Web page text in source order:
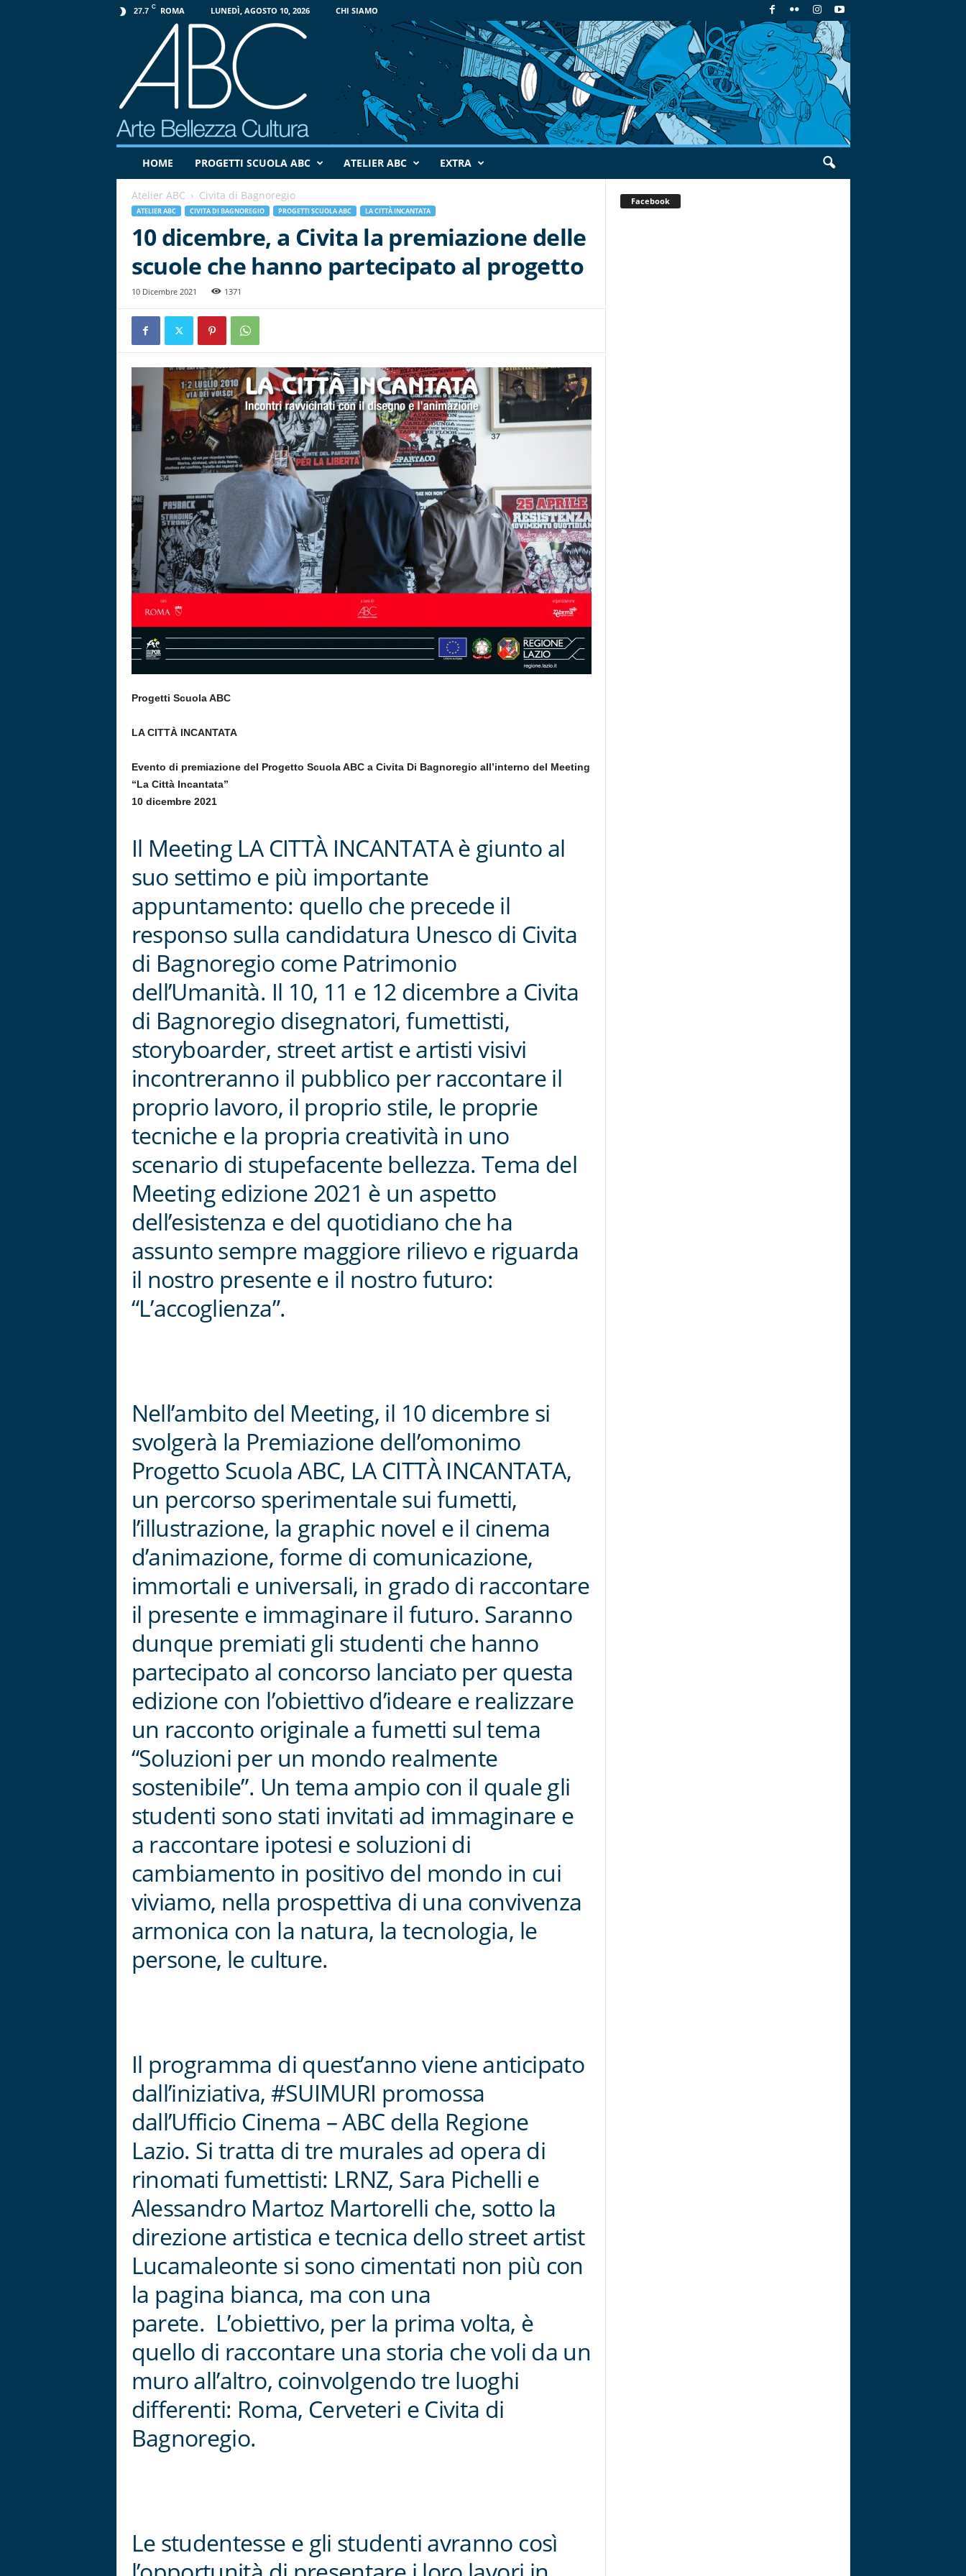
27.7 C ROMA LUNEDÌ, AGOSTO 10, 2026 CHI SIAMO
o
HOME PROGETTI SCUOLA ABC ATELIER ABC EXTRA
Atelier ABC Civita di Bagnoregio
ATELIER ABC CIVITA DI BAGNOREGIO PROGETTI SCUOLA ABC LA CITTÀ INCANTATA
10 dicembre, a Civita la premiazione delle
scuole che hanno partecipato al progetto
10 Dicembre 2021 1371
Progetti Scuola ABC
LA CITTÀINCANTATA
Evento di premiazione del Progetto Scuola ABC a Civita Di Bagnoregio all’interno del Meeting
“La Città Incantata”
10 dicembre 2021
Il Meeting LA CITTÀ INCANTATA è giunto al
suo settimo e più importante
appuntamento: quello che precede il
responso sulla candidatura Unesco di Civita
di Bagnoregio come Patrimonio
dell’Umanità. Il 10, 11 e 12 dicembre a Civita
di Bagnoregio disegnatori, fumettisti,
storyboarder, street artist e artisti visivi
incontreranno il pubblico per raccontare il
proprio lavoro, il proprio stile, le proprie
tecniche e la propria creatività in uno
scenario di stupefacente bellezza. Tema del
Meeting edizione 2021 è un aspetto
dell’esistenza e del quotidiano che ha
assunto sempre maggiore rilievo e riguarda
il nostro presente e il nostro futuro:
“L’accoglienza”.
Nell’ambito del Meeting, il 10 dicembre si
svolgerà la Premiazione dell’omonimo
Progetto Scuola ABC, LA CITTÀ INCANTATA,
un percorso sperimentale sui fumetti,
l’illustrazione, la graphic novel e il cinema
d’animazione, forme di comunicazione,
immortali e universali, in grado di raccontare
il presente e immaginare il futuro. Saranno
dunque premiati gli studenti che hanno
partecipato al concorso lanciato per questa
edizione con l’obiettivo d’ideare e realizzare
un racconto originale a fumetti sul tema
“Soluzioni per un mondo realmente
sostenibile”. Un tema ampio con il quale gli
studenti sono stati invitati ad immaginare e
a raccontare ipotesi e soluzioni di
cambiamento in positivo del mondo in cui
viviamo, nella prospettiva di una convivenza
armonica con la natura, la tecnologia, le
persone, le culture.
Il programma di quest’anno viene anticipato
dall’iniziativa, #SUIMURI promossa
dall’Ufficio Cinema – ABC della Regione
Lazio. Si tratta di tre murales ad opera di
rinomati fumettisti: LRNZ, Sara Pichelli e
Alessandro Martoz Martorelli che, sotto la
direzione artistica e tecnica dello street artist
Lucamaleonte si sono cimentati non più con
la pagina bianca, ma con una
parete. L’obiettivo, per la prima volta, è
quello di raccontare una storia che voli da un
muro all’altro, coinvolgendo tre luoghi
differenti: Roma, Cerveteri e Civita di
Bagnoregio.
Le studentesse e gli studenti avranno così
Facebook